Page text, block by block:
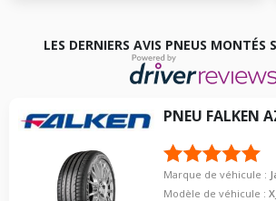
LES DERNIERS AVIS PNEUS MONTÉS
PNEU FALKEN
Marque de véhicule :
Modèle de véhicule :